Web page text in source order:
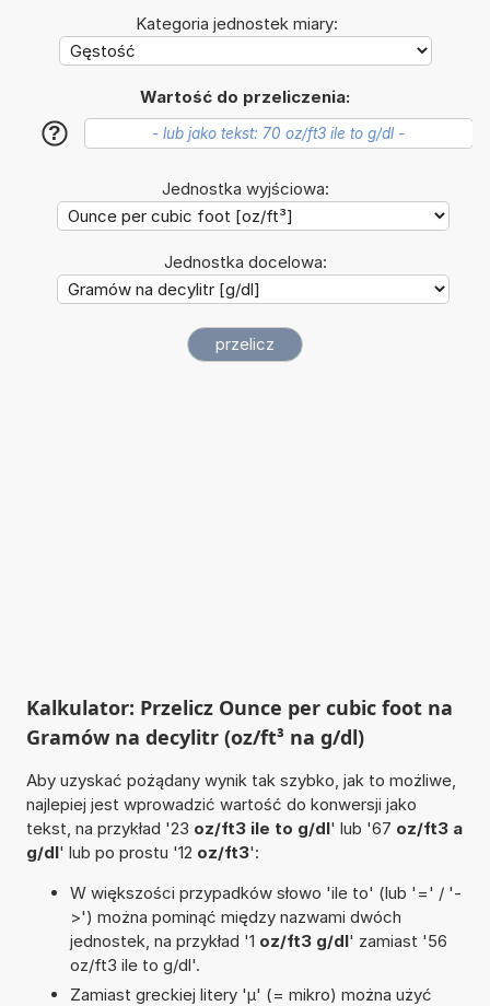
Kategoria jednostek miary:
Wartość do przeliczenia:
?
Jednostka wyjściowa:
Jednostka docelowa:
Kalkulator: Przelicz Ounce per cubic foot na
Gramów na decylitr (oz/ft³ na g/dl)
Aby uzyskać pożądany wynik tak szybko, jak to możliwe,
najlepiej jest wprowadzić wartość do konwersji jako
tekst, na przykład '23 oz/ft3 ile to g/dl' lub '67 oz/ft3 a
g/dl' lub po prostu '12 oz/ft3':
W większości przypadków słowo 'ile to' (lub '=' / '-
>') można pominąć między nazwami dwóch
jednostek, na przykład '1 oz/ft3 g/dl' zamiast '56
oz/ft3 ile to g/dl'.
Zamiast greckiej litery 'µ' (= mikro) można użyć